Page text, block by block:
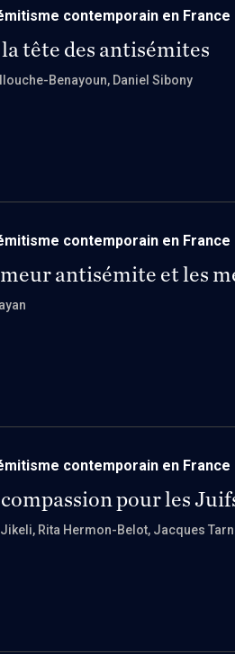
contemporain en France
tête des antisémites
Benayoun, Daniel Sibony
contemporain en France
antisémite et les
contemporain en France
pour les
, Rita Hermon-Belot, Jacques